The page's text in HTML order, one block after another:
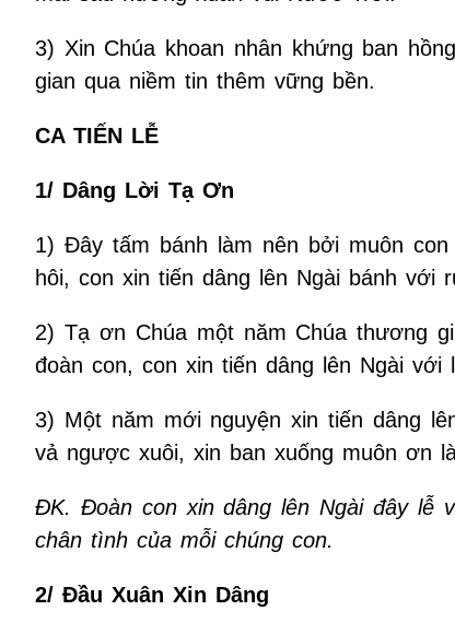
3) Xin Chúa khoan nhân khứng ban
gian qua niềm tin thêm vững bền.
CA TIẾN LỄ
1/ Dâng Lời Tạ Ơn
1) Đây tấm bánh làm nên bởi muôn
hôi, con xin tiến dâng lên Ngài bánh với
2) Tạ ơn Chúa một năm Chúa thương
đoàn con, con xin tiến dâng lên Ngài với
3) Một năm mới nguyện xin tiến dâng
vả ngược xuôi, xin ban xuống muôn ơn
ĐK. Đoàn con xin dâng lên Ngài đây lễ
chân tình của mỗi chúng con.
2/ Đầu Xuân Xin Dâng